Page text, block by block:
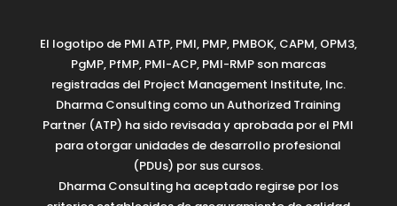
El logotipo de PMI ATP, PMI, PMP, PMBOK, CAPM, OPM3,
PgMP, PfMP, PMI-ACP, PMI-RMP son marcas
registradas del Project Management Institute, Inc.
Dharma Consulting como un Authorized Training
Partner (ATP) ha sido revisada y aprobada por el PMI
para otorgar unidades de desarrollo profesional
(PDUs) por sus cursos.
Dharma Consulting ha aceptado regirse por los